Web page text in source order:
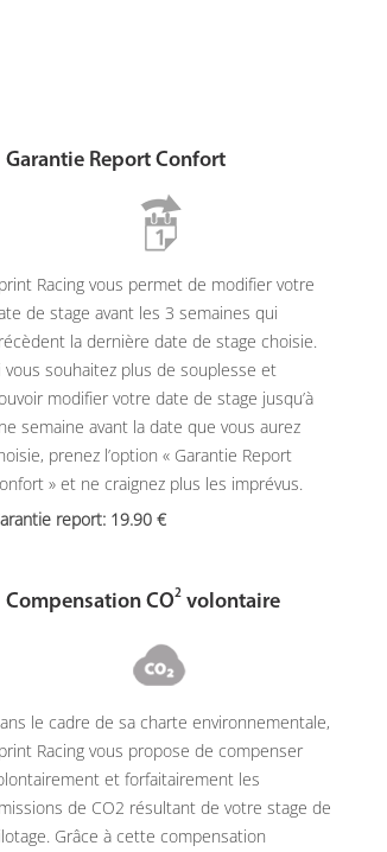
Garantie Report Confort
Racing vous permet de modifier votre
de stage avant les 3 semaines qui
la dernière date de stage choisie.
vous souhaitez plus de souplesse et
modifier votre date de stage jusqu’à
semaine avant la date que vous aurez
prenez l’option « Garantie Report
» et ne craignez plus les imprévus.
report: 19.90
Compensation CO2volontaire
le cadre de sa charte environnementale,
Racing vous propose de compenser
et forfaitairement les
de CO2 résultant de votre stage de
Grâce à cette compensation